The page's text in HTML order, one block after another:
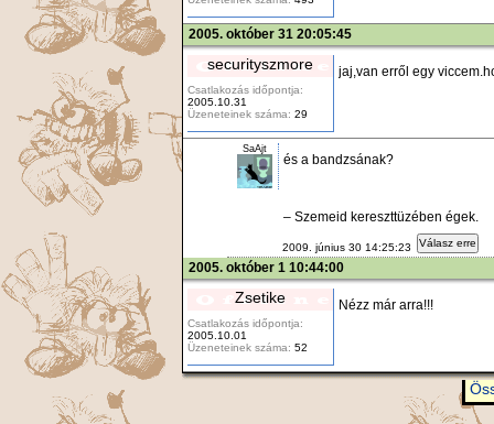
2005. október 31 20:05:45
securityszmore
Csatlakozás időpontja:
2005.10.31
Üzeneteinek száma: 29
jaj,van erről egy
SaAjt
és a bandzsának?
– Szemeid kereszttüzében égek.
2009. június 30 14:25:23 Válasz erre
2005. október 1 10:44:00
Zsetike
Csatlakozás időpontja:
2005.10.01
Üzeneteinek száma: 52
Nézz már arra!!!